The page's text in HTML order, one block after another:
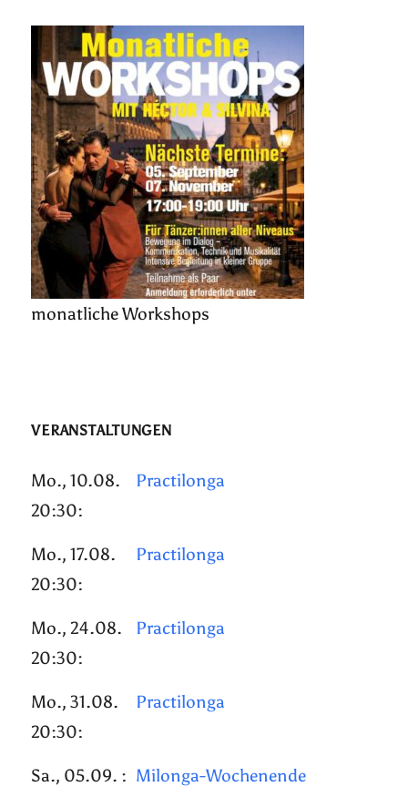
monatliche Workshops
VERANSTALTUNGEN
Mo., 10.08.
20:30:
Practilonga
Mo., 17.08.
20:30:
Practilonga
Mo., 24.08.
20:30:
Practilonga
Mo., 31.08.
20:30:
Practilonga
Sa., 05.09. : Milonga-Wochenende